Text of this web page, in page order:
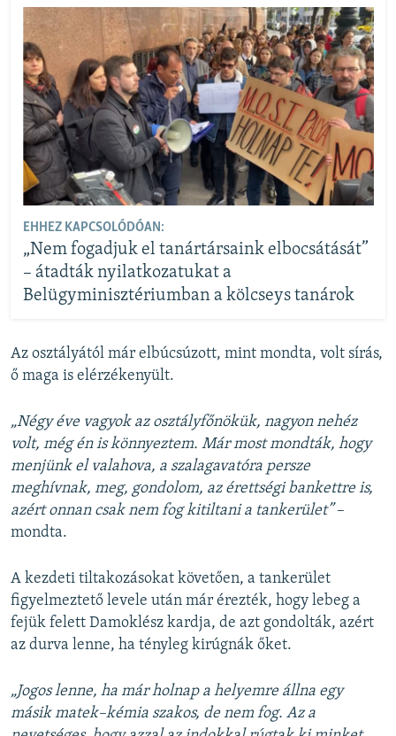
EHHEZ KAPCSOLÓDÓAN:
„Nem fogadjuk el tanártársaink elbocsátását”
– átadták nyilatkozatukat a
Belügyminisztériumban a kölcseys tanárok
Az osztályától már elbúcsúzott, mint mondta, volt sírás,
ő maga is elérzékenyült.
„Négy éve vagyok az osztályfőnökük, nagyon nehéz
volt, még én is könnyeztem. Már most mondták, hogy
menjünk el valahova, a szalagavatóra persze
meghívnak, meg, gondolom, az érettségi bankettre is,
azért onnan csak nem fog kitiltani a tankerület”–
mondta.
A kezdeti tiltakozásokat követően, a tankerület
figyelmeztető levele után már érezték, hogy lebeg a
fejük felett Damoklész kardja, de azt gondolták, azért
az durva lenne, ha tényleg kirúgnák őket.
„Jogos lenne, ha már holnap a helyemre állna egy
másik matek–kémia szakos, de nem fog. Az a